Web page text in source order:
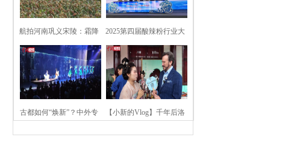
航拍河南巩义宋陵：霜降
时节高粱红
2025第四届酸辣粉行业大
会在河南开封举行
古都如何“焕新”？中外专 【小新的Vlog】千年后洛